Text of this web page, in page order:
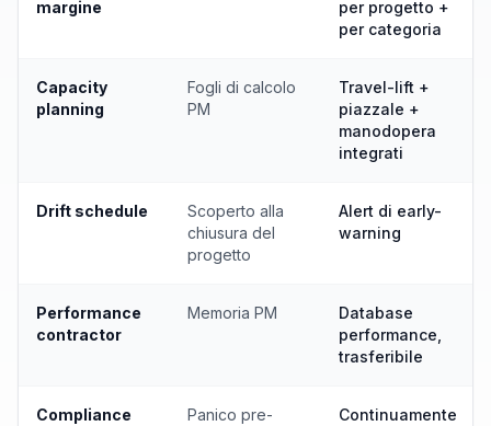
margine
per progetto +
per categoria
Capacity
planning
Fogli di calcolo
PM
Travel-lift +
piazzale +
manodopera
integrati
Drift schedule
Scoperto alla
chiusura del
progetto
Alert di early-
warning
Performance
contractor
Memoria PM
Database
performance,
trasferibile
Compliance
Panico pre-
Continuamente